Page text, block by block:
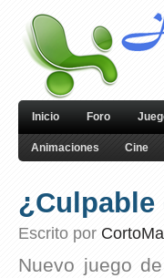
Inicio Foro
Animaciones Cine
¿Culpable
Escrito por
Nuevo juego